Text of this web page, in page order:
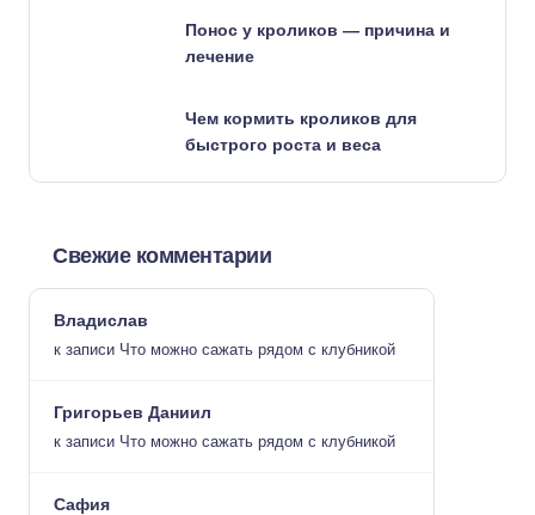
Понос у кроликов — причина и
лечение
Чем кормить кроликов для
быстрого роста и веса
Свежие комментарии
Владислав
к записи Что можно сажать рядом с клубникой
Григорьев Даниил
к записи Что можно сажать рядом с клубникой
Сафия